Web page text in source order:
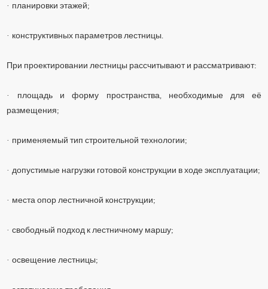
· планировки этажей;
· конструктивных параметров лестницы.
При проектировании лестницы рассчитывают и рассматривают:
· площадь и форму пространства, необходимые для её
размещения;
· применяемый тип строительной технологии;
· допустимые нагрузки готовой конструкции в ходе эксплуатации;
· места опор лестничной конструкции;
·свободный подход к лестничному маршу;
·освещение лестницы;